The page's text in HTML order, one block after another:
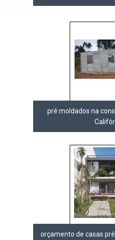
pré moldados na
orçamento de casas